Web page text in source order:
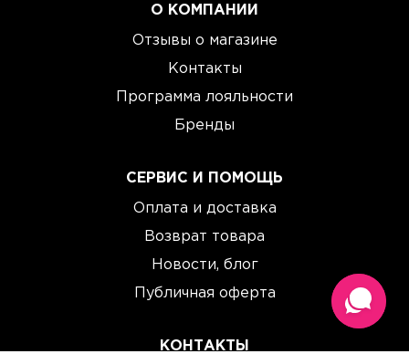
О КОМПАНИИ
Отзывы о магазине
Контакты
Программа лояльности
Бренды
СЕРВИС И ПОМОЩЬ
Оплата и доставка
Возврат товара
Новости, блог
Публичная оферта
КОНТАКТЫ